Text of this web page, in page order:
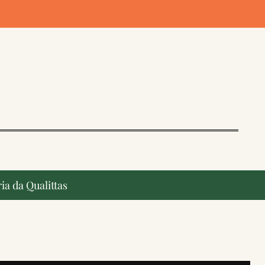
da Qualittasdestaque na imprensa